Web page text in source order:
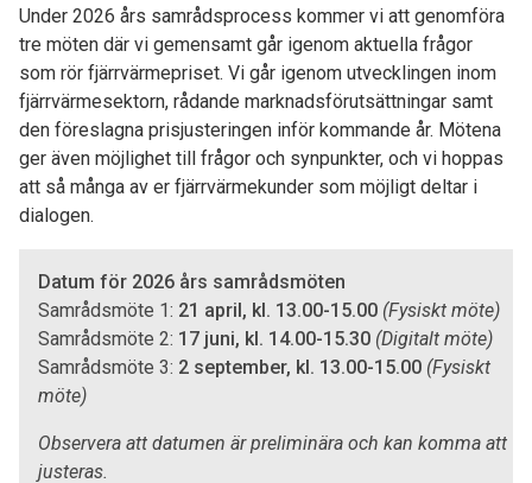
Under 2026 års samrådsprocess kommer vi att genomföra
tre möten där vi gemensamt går igenom aktuella frågor
som rör fjärrvärmepriset. Vi går igenom utvecklingen inom
fjärrvärmesektorn, rådande marknadsförutsättningar samt
den föreslagna prisjusteringen inför kommande år. Mötena
ger även möjlighet till frågor och synpunkter, och vi hoppas
att så många av er fjärrvärmekunder som möjligt deltar i
dialogen.
Datum för 2026 års samrådsmöten
Samrådsmöte 1: 21 april, kl. 13.00-15.00 (Fysiskt möte)
Samrådsmöte 2: 17 juni, kl. 14.00-15.30 (Digitalt möte)
Samrådsmöte 3: 2 september, kl. 13.00-15.00 (Fysiskt
möte)
Observera att datumen är preliminära och kan komma att
justeras.